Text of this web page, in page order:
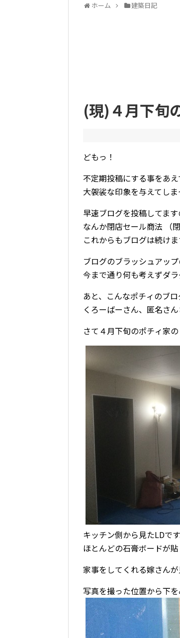
ホーム 建築日記
(現)４月下旬
どもっ！
不定期投稿にする事をあえ
大袈裟な印象を与えてし
早速ブログを投稿してます
なんか閉店セール商法 （
これからもブログは続け
ブログのブラッシュアッ
今まで通り何も考えずダラ
あと、こんなポチィのブ
くろーばーさん、匿名さ
さて４月下旬のポチィ家
キッチン側から見たLDです
ほとんどの石膏ボードが貼
家事をしてくれる嫁さん
写真を撮った位置から下を